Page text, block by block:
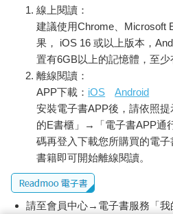
線上閱讀：
建議使用Chrome、Microsoft
果， iOS 16 或以上版本，
置有6GB以上的記憶體，至
離線閱讀：
APP下載： iOS
Android
安裝電子書APP後，請依照
的E書櫃」→「電子書APP通
碼再登入下載您所購買的電子
書籍即可開始離線閱讀。
請至會員中心→電子書服務「我